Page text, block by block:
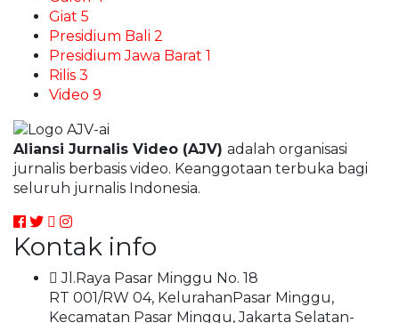
Giat 5
Presidium Bali 2
Presidium Jawa Barat 1
Rilis 3
Video 9
Aliansi Jurnalis Video (AJV) adalah organisasi
jurnalis berbasis video. Keanggotaan terbuka bagi
seluruh jurnalis Indonesia.
Kontak info
Jl.Raya Pasar Minggu No. 18
RT 001/RW 04, KelurahanPasar Minggu,
Kecamatan Pasar Minggu, Jakarta Selatan-